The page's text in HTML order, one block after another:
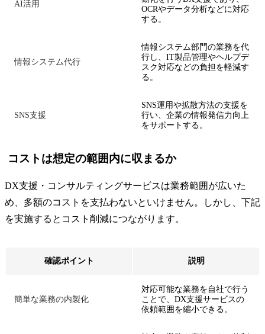
AI活用
OCRやデータ分析などに対応
する。
情報システム代行
情報システム部門の業務を代
行し、IT製品管理やヘルプデ
スク対応などの負担を軽減す
る。
SNS支援
SNS運用や拡散方法の支援を
行い、企業の情報発信力向上
をサポートする。
コストは想定の範囲内に収まるか
DX支援・コンサルティングサービスは業務範囲が広いた
め、多額のコストを支払わないといけません。しかし、下記
を実施するとコスト削減につながります。
確認ポイント 説明
簡単な業務の内製化
対応可能な業務を自社で行う
ことで、DX支援サービスの
依頼範囲を縮小できる。